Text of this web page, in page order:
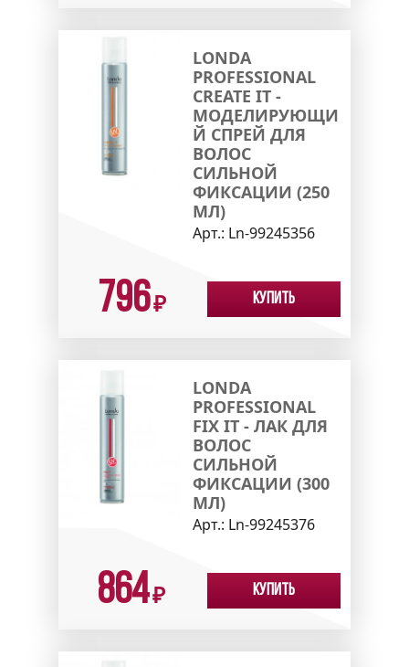
LONDA
PROFESSIONAL
CREATE IT -
МОДЕЛИРУЮЩИ
Й СПРЕЙ ДЛЯ
ВОЛОС
СИЛЬНОЙ
ФИКСАЦИИ (250
МЛ)
Арт.: Ln-99245356
796₽ Купить
LONDA
PROFESSIONAL
FIX IT - ЛАК ДЛЯ
ВОЛОС
СИЛЬНОЙ
ФИКСАЦИИ (300
МЛ)
Арт.: Ln-99245376
864₽ Купить